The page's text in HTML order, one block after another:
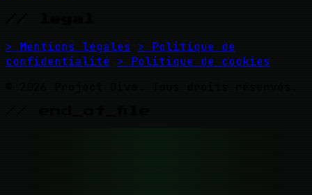
> Mentions légales
> Politique de
confidentialité > Politique de cookies